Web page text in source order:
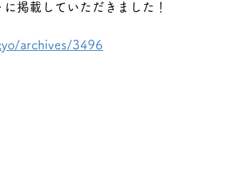
掲載していただきました！
archives/3496